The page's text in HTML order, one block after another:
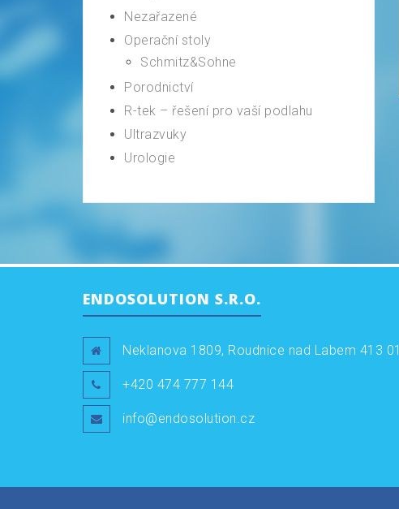
Nezařazené
Operační stoly
Schmitz&Sohne
Porodnictví
R-tek – řešení pro vaší podlahu
Ultrazvuky
Urologie
ENDOSOLUTION S.R.O.
Neklanova 1809, Roudnice nad Labem 413 01
+420 474 777 144
info@endosolution.cz